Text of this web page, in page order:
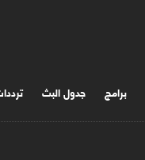
برامج جدول البث